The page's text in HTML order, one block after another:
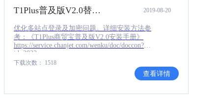
T1Plus普及版V2.0替换文件 2019-08-20
优化多站点登录及加密问题。详细安装方法参
考：《T1Plus商贸宝普及版V2.0安装手册》
https://service.chanjet.com/wenku/doc/doccon?
id=2833
下载次数： 1518
查看详情